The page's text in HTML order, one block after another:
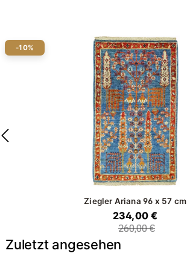
-10%
Ziegler Ariana 96 x 57 cm
234,00 €
260,00 €
Zuletzt angesehen